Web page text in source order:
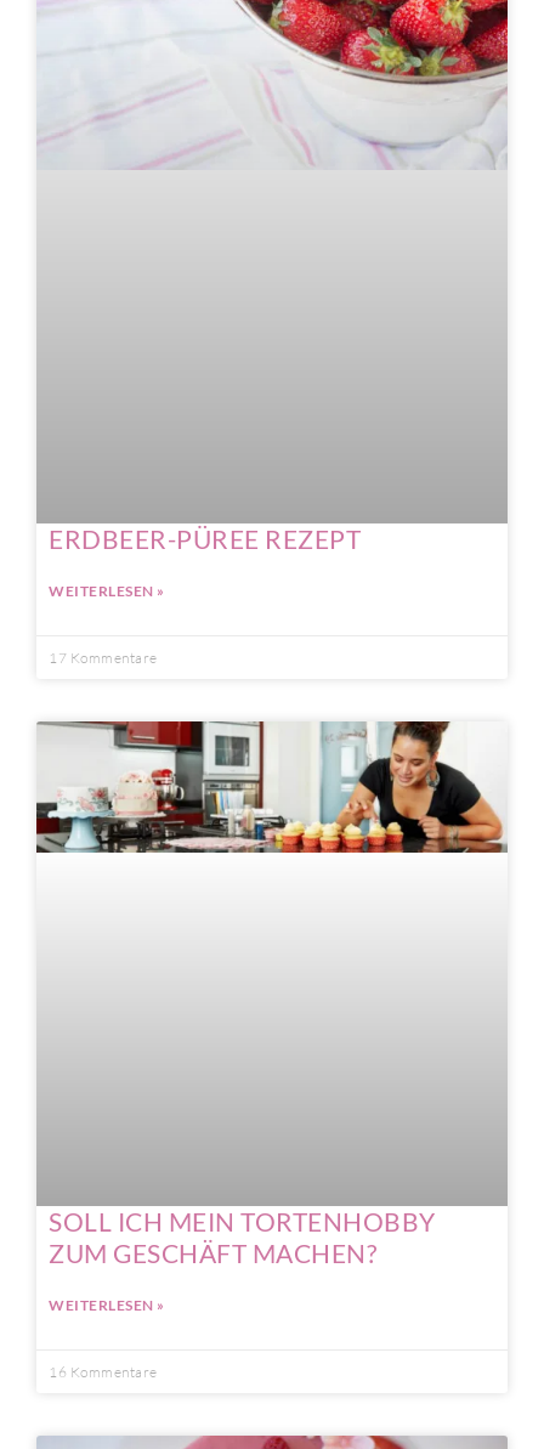
ERDBEER-PÜREE REZEPT
WEITERLESEN »
17 Kommentare
SOLL ICH MEIN TORTENHOBBY
ZUM GESCHÄFT MACHEN?
WEITERLESEN »
16 Kommentare